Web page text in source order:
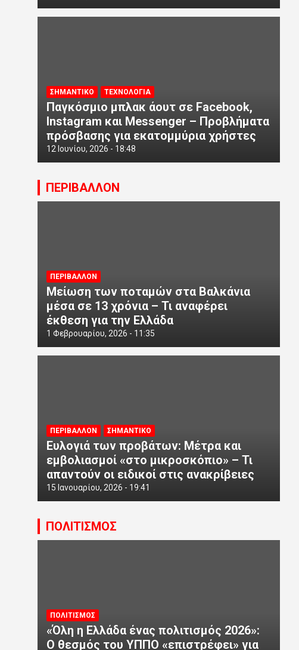
ΣΗΜΑΝΤΙΚΟ ΤΕΧΝΟΛΟΓΙΑ
Παγκόσμιο μπλακ άουτ σε Facebook,
Instagram και Messenger – Προβλήματα
πρόσβασης για εκατομμύρια χρήστες
12 Ιουνίου, 2026 - 18:48
ΠΕΡΙΒΑΛΛΟΝ
ΠΕΡΙΒΑΛΛΟΝ
Μείωση των ποταμών στα Βαλκάνια
μέσα σε 13 χρόνια – Τι αναφέρει
έκθεση για την Ελλάδα
1 Φεβρουαρίου, 2026 - 11:35
ΠΕΡΙΒΑΛΛΟΝ ΣΗΜΑΝΤΙΚΟ
Ευλογιά των προβάτων: Μέτρα και
εμβολιασμοί «στο μικροσκόπιο» – Τι
απαντούν οι ειδικοί στις ανακρίβειες
15 Ιανουαρίου, 2026 - 19:41
ΠΟΛΙΤΙΣΜΟΣ
ΠΟΛΙΤΙΣΜΟΣ
«Όλη η Ελλάδα ένας πολιτισμός 2026»:
Ο θεσμός του ΥΠΠΟ «επιστρέφει» για